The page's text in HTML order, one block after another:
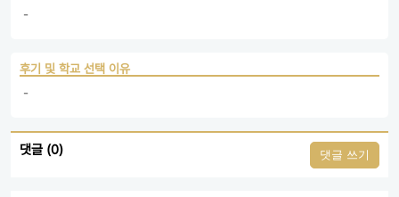
-
후기 및 학교 선택 이유
-
댓글 (0) 댓글 쓰기